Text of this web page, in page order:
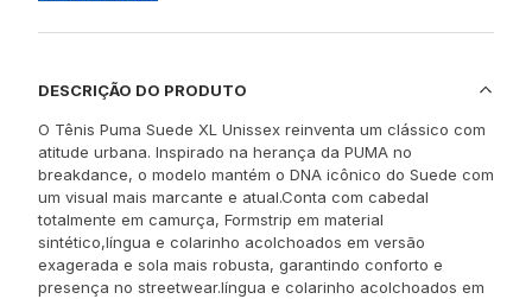
DESCRIÇÃO DO PRODUTO
O Tênis Puma Suede XL Unissex reinventa um clássico com
atitude urbana. Inspirado na herança da PUMA no
breakdance, o modelo mantém o DNA icônico do Suede com
um visual mais marcante e atual.Conta com cabedal
totalmente em camurça, Formstrip em material
sintético,língua e colarinho acolchoados em versão
exagerada e sola mais robusta, garantindo conforto e
presença no streetwear.língua e colarinho acolchoados em